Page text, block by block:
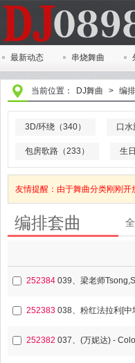
最新动态 串烧舞曲
当前位置： DJ舞曲 > 编
3D/环绕（340） 口水
包房歌路（233） 生
友情提醒：由于舞曲分类刚刚
编排套曲
252384
252383 038、粉红法拉利[中
252382